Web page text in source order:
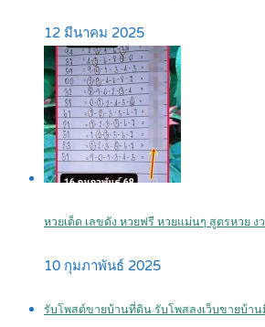
12 มีนาคม 2025
หวยเด็ด เลขดัง หวยฟรี หวยแม่นๆ สูตรหวย
10 กุมภาพันธ์ 2025
รับโพสต์ขายบ้านที่ดิน รับโพสลงเว็บขายบ้า